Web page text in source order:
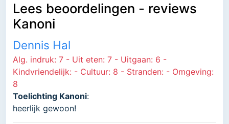
Lees beoordelingen - reviews
Kanoni
Dennis Hal
Alg. indruk: 7 - Uit eten: 7 - Uitgaan: 6 -
Kindvriendelijk: - Cultuur: 8 - Stranden: - Omgeving:
8
Toelichting Kanoni:
heerlijk gewoon!